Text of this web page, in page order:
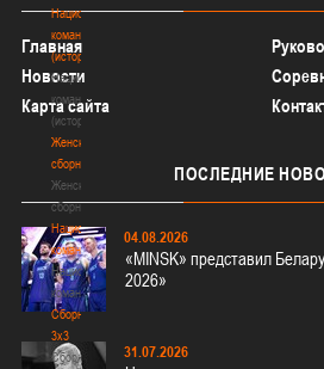
Национальная
команда
(история)
Национальная
команда
(история)
Женские
сборные
Женские
сборные
Национальная
команда
Национальная
команда
Сборные
3х3
Сборные
Главная
Новости
Карта сайта
ПОСЛЕДНИЕ
04.08.2026
«MINSK» представил
2026»
31.07.2026